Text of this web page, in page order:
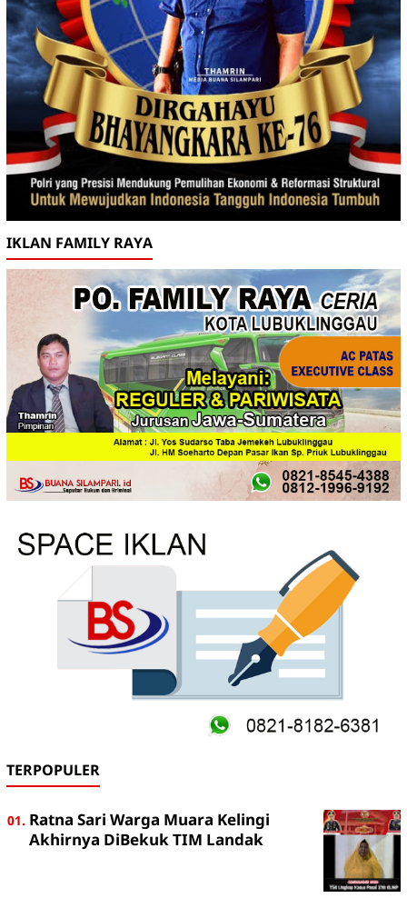
IKLAN FAMILY RAYA
TERPOPULER
Ratna Sari Warga Muara Kelingi
Akhirnya DiBekuk TIM Landak